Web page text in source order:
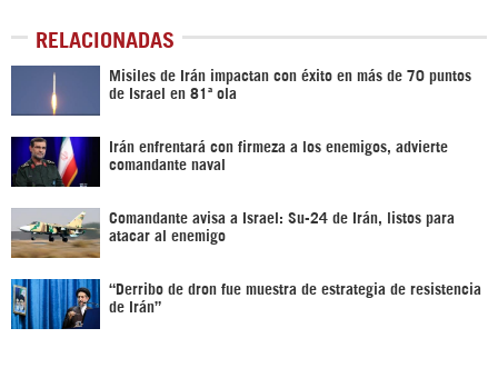
RELACIONADAS
Misiles de Irán impactan con éxito en más de 70 puntos
de Israel en 81ª ola
Irán enfrentará con firmeza a los enemigos, advierte
comandante naval
Comandante avisa a Israel: Su-24 de Irán, listos para
atacar al enemigo
“Derribo de dron fue muestra de estrategia de resistencia
de Irán”